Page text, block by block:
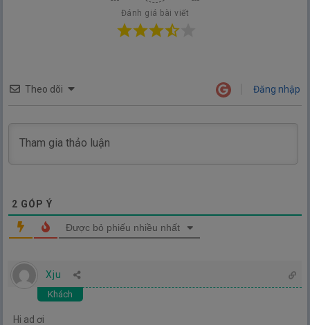
Đánh giá bài viết
Theo dõi Đăng nhập
2 GÓP Ý
Được bỏ phiếu nhiều nhất
Xju
Khách
Hi ad ơi